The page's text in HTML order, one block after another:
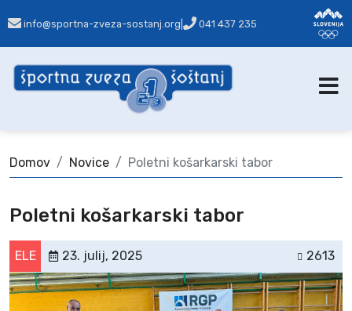
info@sportna-zveza-sostanj.org 041 437 235
Domov Novice Poletni košarkarski tabor
Poletni košarkarski tabor
ELE 23. julij, 2025 2613